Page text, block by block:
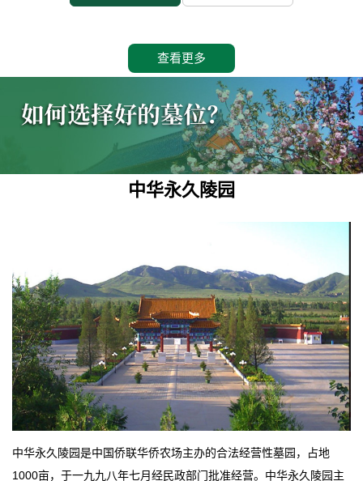
查看更多
中华永久陵园
中华永久陵园是中国侨联华侨农场主办的合法经营性墓园，占地
1000亩，于一九九八年七月经民政部门批准经营。中华永久陵园主